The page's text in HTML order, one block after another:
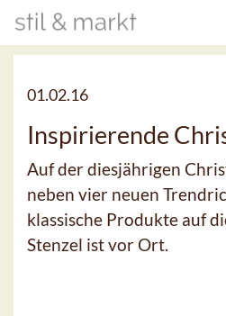
01.02.16
Inspirierende
Auf der diesjährigen
neben vier neuen
klassische Produkte auf
Stenzel ist vor Ort.